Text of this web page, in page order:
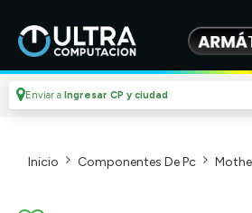
Enviar a Ingresar CP y ciudad
Inicio Componentes De Pc